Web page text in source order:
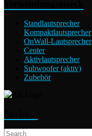
Standlautsprecher
Kompaktlautsprecher
OnWall-Lautsprecher
Center
Aktivlautsprecher
Subwoofer (aktiv)
Zubehör